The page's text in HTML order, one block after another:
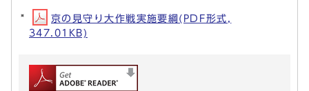
京の見守り大作戦実施要綱(PDF形式,
347.01KB)